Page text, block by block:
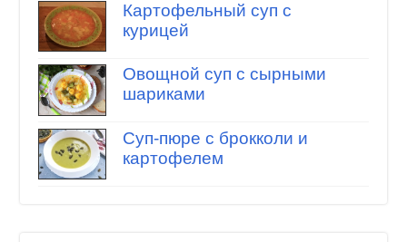
Картофельный суп с
курицей
Овощной суп с сырными
шариками
Суп-пюре с брокколи и
картофелем